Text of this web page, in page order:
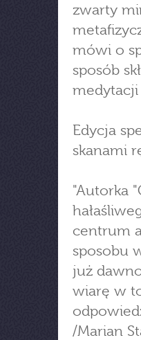
zwarty
mówi o
sposób
medytacji
Edycja
skanami
"Autorka
centrum
sposobu
już
wiarę w
/Marian